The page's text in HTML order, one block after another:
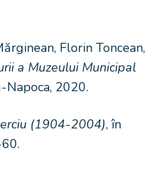
Florin Toncean,
a Muzeului Municipal
Napoca, 2020.
(1904-2004), în